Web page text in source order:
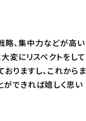
略、集中力などが高い
変にリスペクトをして
りますし、これからま
ができれば嬉しく思い